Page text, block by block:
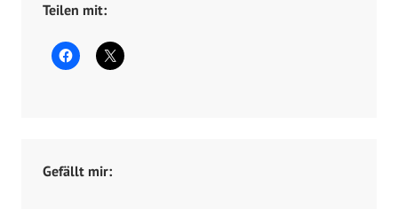
Teilen mit:
Gefällt mir: